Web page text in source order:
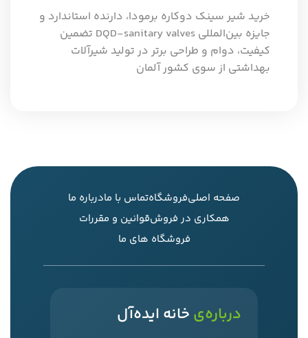
خرید شیر سینک دوکاره برمودا، دارنده استاندارد و
جایزه بین‌المللی DQD-sanitary valves تضمین
کیفیت، دوام و طراحی برتر در تولید شیرآلات
بهداشتی از سوی کشور آلمان
صفحه اصلیفروشگاهتماس با مادرباره ما
همکاری در فروشقوانین و مقررات
فروشگاه های ما
درباره‌ی خانه ایده‌آل